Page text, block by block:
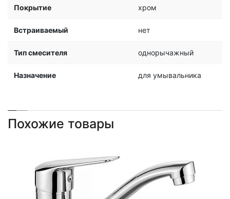
Покрытие хром
Встраиваемый нет
Тип смесителя однорычажный
Назначение для умывальника
Похожие товары